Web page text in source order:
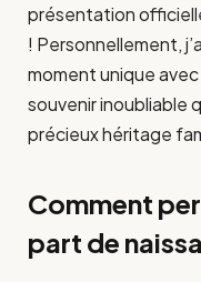
présentation
! Personnellement,
moment unique
souvenir inoubliable
précieux héritage
Comment
part de